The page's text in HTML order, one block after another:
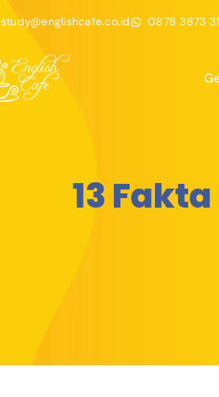
study@englishcafe.co.id 0878 3873
13